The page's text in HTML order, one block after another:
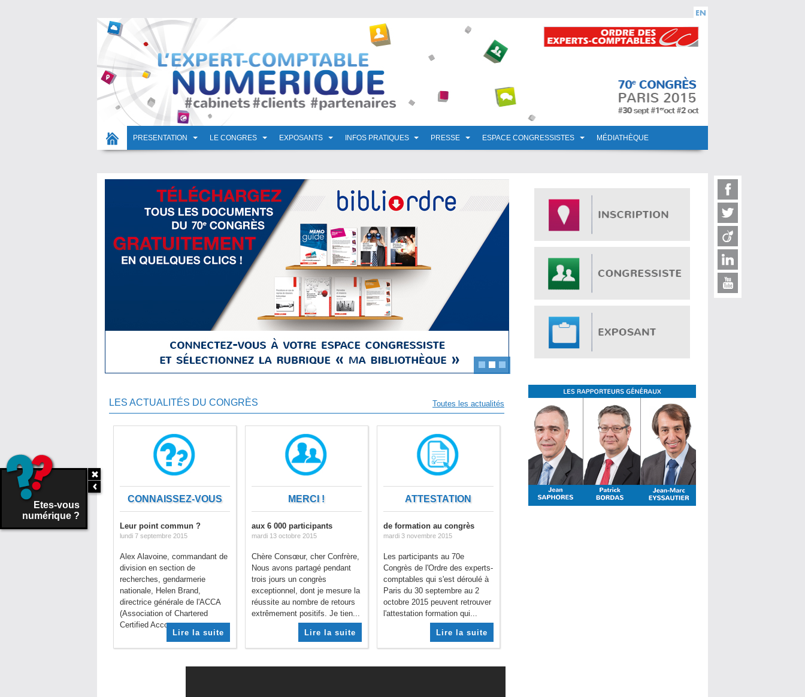
PRESENTATION LE CONGRES EXPOSANTS INFOS PRATIQUES PRESSE ESPACE CONGRESSISTES MÉDIATHÈQUE
Toutes les actualités
LES ACTUALITÉS DU CONGRÈS
CONNAISSEZ-VOUS
Leur point commun ?
lundi 7 septembre 2015
Alex Alavoine, commandant de
division en section de
recherches, gendarmerie
nationale, Helen Brand,
directrice générale de l'ACCA
(Association of Chartered
Certified Accou...
Lire la suite
MERCI !
aux 6 000 participants
mardi 13 octobre 2015
Chère Consœur, cher Confrère,
Nous avons partagé pendant
trois jours un congrès
exceptionnel, dont je mesure la
réussite au nombre de retours
extrêmement positifs. Je tien...
Lire la suite
ATTESTATION
de formation au congrès
mardi 3 novembre 2015
Les participants au 70e
Congrès de l'Ordre des experts-
comptables qui s'est déroulé à
Paris du 30 septembre au 2
octobre 2015 peuvent retrouver
l'attestation formation qui...
Lire la suite
Etes-vous
numérique ?